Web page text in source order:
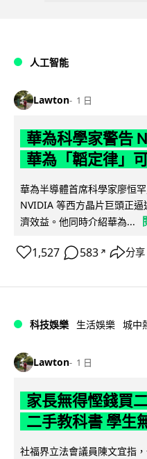
人工智能
Lawton 1 日
華為科學家警告
華為「韜定律」
華為半導體首席科學家廖恒
NVIDIA 等西方晶片巨頭正
濟效益。他同時介紹華為...
1,527 583 ↗ 分享
科技娛樂 生活娛樂 城中
Lawton 1 日
家長無得慳錢買
二手教科書 學生
社福界立法會議員陳文宜指